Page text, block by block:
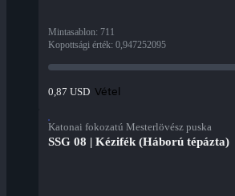
Mintasablon: 711
Kopottsági érték: 0,947252095
0,87 USD Vétel
Katonai fokozatú Mesterlövész puska
SSG 08 | Kézifék (Háború tépázta)